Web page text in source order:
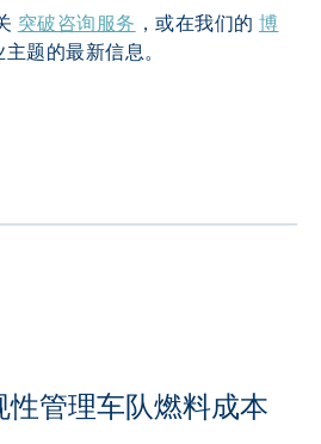
突破咨询服务 ，或在我们的 博
题的最新信息。
管理车队燃料成本